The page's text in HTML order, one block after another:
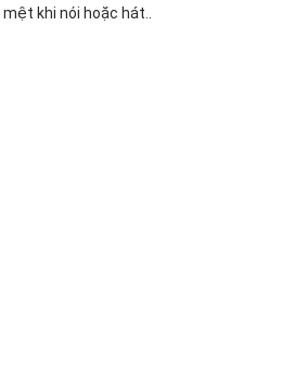
khi nói hoặc hát..